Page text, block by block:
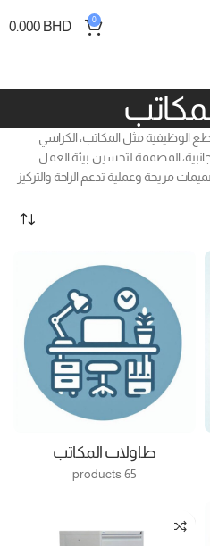
0
0.000 BHD
الوظيفية مثل المكاتب، الكراسي
المصممة لتحسين بيئة العمل
مريحة وعملية تدعم الراحة والتركيز
طاولات المكاتب
65 products